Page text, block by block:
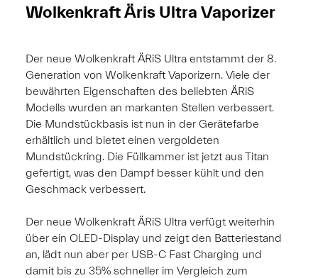
Wolkenkraft Äris Ultra Vaporizer
Der neue Wolkenkraft ÄRiS Ultra entstammt der 8.
Generation von Wolkenkraft Vaporizern. Viele der
bewährten Eigenschaften des beliebten ÄRiS
Modells wurden an markanten Stellen verbessert.
Die Mundstückbasis ist nun in der Gerätefarbe
erhältlich und bietet einen vergoldeten
Mundstückring. Die Füllkammer ist jetzt aus Titan
gefertigt, was den Dampf besser kühlt und den
Geschmack verbessert.
Der neue Wolkenkraft ÄRiS Ultra verfügt weiterhin
über ein OLED-Display und zeigt den Batteriestand
an, lädt nun aber per USB-C Fast Charging und
damit bis zu 35% schneller im Vergleich zum